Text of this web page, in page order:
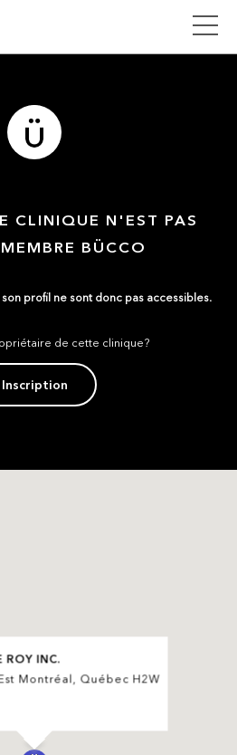
CLINIQUE N'EST PAS
BÜCCO
profil ne sont donc pas accessibles.
de cette clinique?
Inscription
ROY INC.
Montréal, Québec H2W